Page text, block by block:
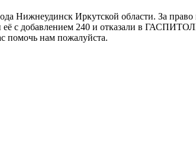
Нижнеудинск Иркутской области. За
с добавлением 240 и отказали в
помочь нам пожалуйста.